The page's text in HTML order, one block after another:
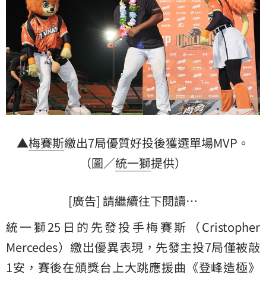
▲梅賽斯繳出7局優質好投後獲選單場MVP。
（圖／統一獅提供）
[廣告] 請繼續往下閱讀…
統一獅25日的先發投手梅賽斯（Cristopher
Mercedes）繳出優異表現，先發主投7局僅被敲
1安，賽後在頒獎台上大跳應援曲《登峰造極》